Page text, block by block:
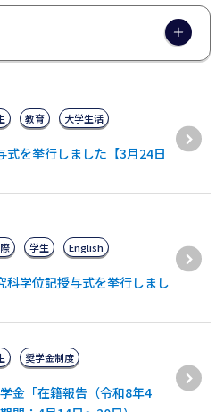
を挙行しました【3月24日
教育 大学生活
学位記授与式を挙行しまし
学生 English
金「在籍報告（令和8年4
奨学金制度